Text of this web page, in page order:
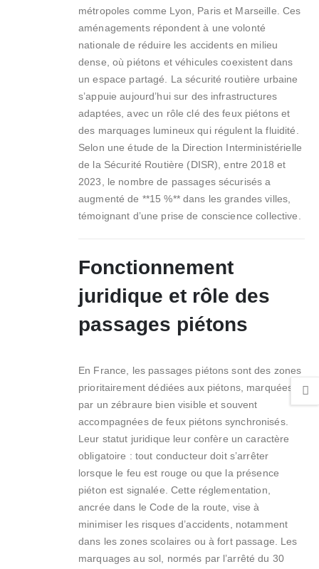
métropoles comme Lyon, Paris et Marseille. Ces
aménagements répondent à une volonté
nationale de réduire les accidents en milieu
dense, où piétons et véhicules coexistent dans
un espace partagé. La sécurité routière urbaine
s’appuie aujourd’hui sur des infrastructures
adaptées, avec un rôle clé des feux piétons et
des marquages lumineux qui régulent la fluidité.
Selon une étude de la Direction Interministérielle
de la Sécurité Routière (DISR), entre 2018 et
2023, le nombre de passages sécurisés a
augmenté de **15 %** dans les grandes villes,
témoignant d’une prise de conscience collective.
Fonctionnement
juridique et rôle des
passages piétons
En France, les passages piétons sont des zones
prioritairement dédiées aux piétons, marquées
par un zébraure bien visible et souvent
accompagnées de feux piétons synchronisés.
Leur statut juridique leur confère un caractère
obligatoire : tout conducteur doit s’arrêter
lorsque le feu est rouge ou que la présence
piéton est signalée. Cette réglementation,
ancrée dans le Code de la route, vise à
minimiser les risques d’accidents, notamment
dans les zones scolaires ou à fort passage. Les
marquages au sol, normés par l’arrêté du 30